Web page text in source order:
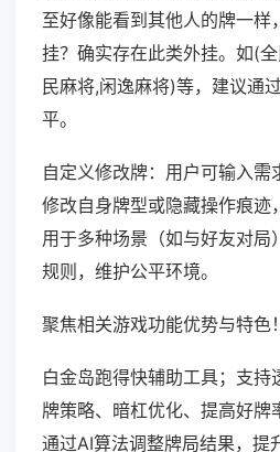
至好像能看到其他人的牌一样
挂？确实存在此类外挂。如(
民麻将,闲逸麻将)等，建议通
平。
自定义修改牌：用户可输入需
修改自身牌型或隐藏操作痕迹
用于多种场景（如与好友对局
规则，维护公平环境。
聚焦相关游戏功能优势与特色！
白金岛跑得快辅助工具；支持
牌策略、暗杠优化、提高好牌
通过AI算法调整牌局结果，提